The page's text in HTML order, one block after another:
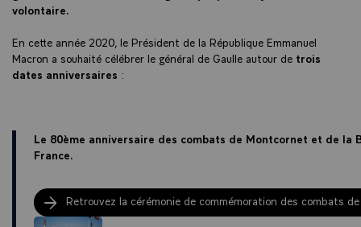
volontaire.
En cette année 2020, le Président de la République Emmanuel
Macron a souhaité célébrer le général de Gaulle autour de trois
dates anniversaires :
Le 80ème anniversaire des combats de Montcornet et de la
France.
Retrouvez la cérémonie de commémoration des combats